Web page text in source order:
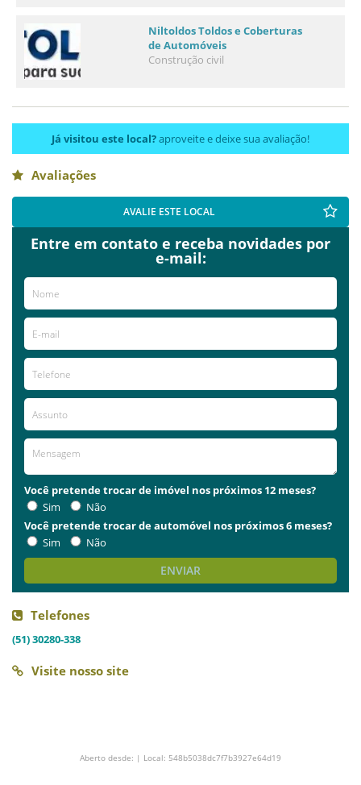
Niltoldos Toldos e Coberturas
de Automóveis
Construção civil
Já visitou este local?aproveite e deixe sua avaliação!
Avaliações
AVALIE ESTE LOCAL
Entre em contato e receba novidades por
e-mail:
Você pretende trocar de imóvel nos próximos 12 meses?
Sim
Não
Você pretende trocar de automóvel nos próximos 6 meses?
Sim
Não
ENVIAR
Telefones
(51) 30280-338
Visite nosso site
Aberto desde: | Local: 548b5038dc7f7b3927e64d19